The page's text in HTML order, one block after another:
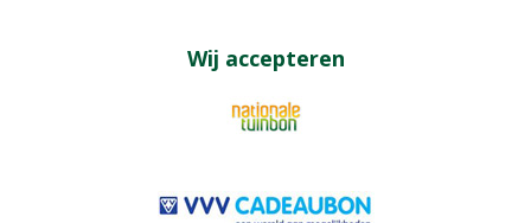
Wij accepteren